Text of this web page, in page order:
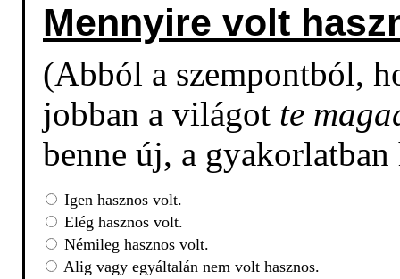
Mennyire volt
(Abból a szempontból,
jobban a világot te
benne új, a
Igen hasznos volt.
Elég hasznos volt.
Némileg hasznos volt.
Alig vagy egyáltalán nem volt hasznos.